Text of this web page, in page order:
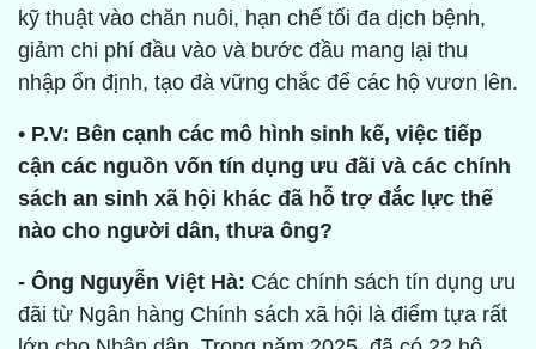
kỹ thuật vào chăn nuôi, hạn chế tối đa dịch bệnh,
giảm chi phí đầu vào và bước đầu mang lại thu
nhập ổn định, tạo đà vững chắc để các hộ vươn lên.
• P.V: Bên cạnh các mô hình sinh kế, việc tiếp
cận các nguồn vốn tín dụng ưu đãi và các chính
sách an sinh xã hội khác đã hỗ trợ đắc lực thế
nào cho người dân, thưa ông?
- Ông Nguyễn Việt Hà: Các chính sách tín dụng ưu
đãi từ Ngân hàng Chính sách xã hội là điểm tựa rất